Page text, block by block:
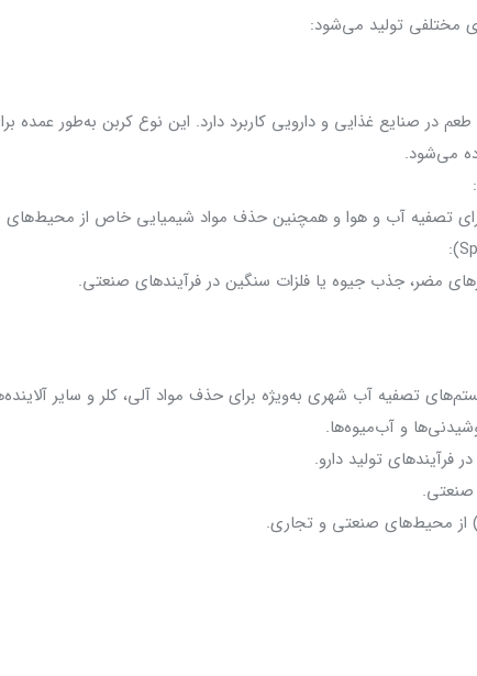
مختلفی تولید می‌شود:
در صنایع غذایی و دارویی کاربرد دارد. این نوع کربن به‌طور
تصفیه آب و هوا و همچنین حذف مواد شیمیایی خاص از محیط‌های
مضر، جذب جیوه یا فلزات سنگین در فرآیندهای صنعتی.
تصفیه آب شهری به‌ویژه برای حذف مواد آلی، کلر و سایر
و آب‌میوه‌ها.
تولید دارو.
صنعتی.